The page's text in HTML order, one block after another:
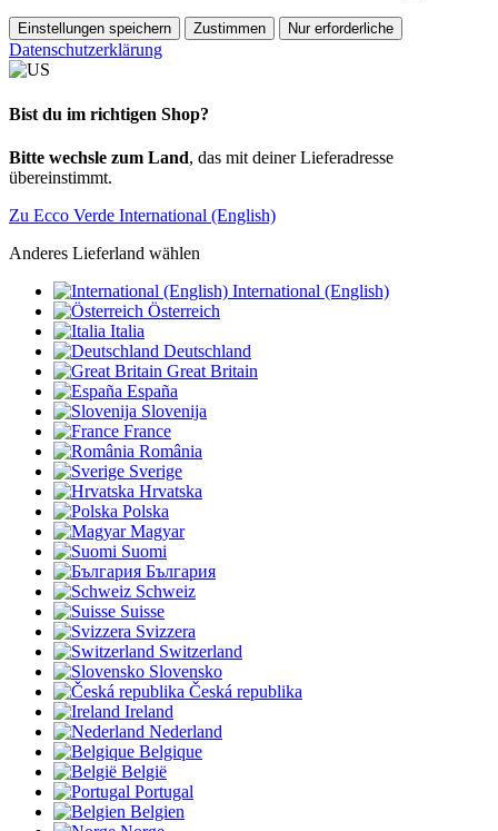
Einstellungen speichern Zustimmen Nur erforderliche
Datenschutzerklärung
Bist du im richtigen Shop?
Bitte wechsle zum Land, das mit deiner Lieferadresse
übereinstimmt.
Zu Ecco Verde International (English)
Anderes Lieferland wählen
International (English)
Österreich
Italia
Deutschland
Great Britain
España
Slovenija
France
România
Sverige
Hrvatska
Polska
Magyar
Suomi
България
Schweiz
Suisse
Svizzera
Switzerland
Slovensko
Česká republika
Ireland
Nederland
Belgique
België
Portugal
Belgien